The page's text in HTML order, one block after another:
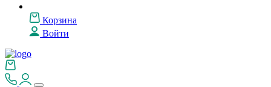
Корзина
Войти